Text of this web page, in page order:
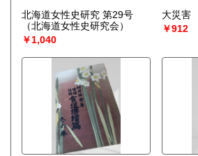
北海道女性史研究 第29号
（北海道女性史研究会）
￥1,040
大災害
￥912